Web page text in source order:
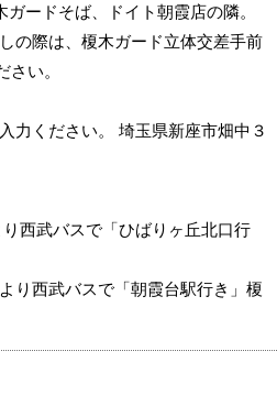
ードそば、ドイト朝霞店の隣。
の際は、榎木ガード立体交差手前
い。
力ください。 埼玉県新座市畑中３
西武バスで「ひばりヶ丘北口行
り西武バスで「朝霞台駅行き」榎